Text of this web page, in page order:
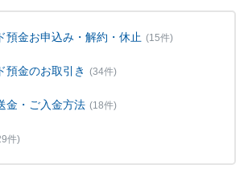
預金お申込み・解約・休止 (15件)
預金のお取引き (34件)
金・ご入金方法 (18件)
件)